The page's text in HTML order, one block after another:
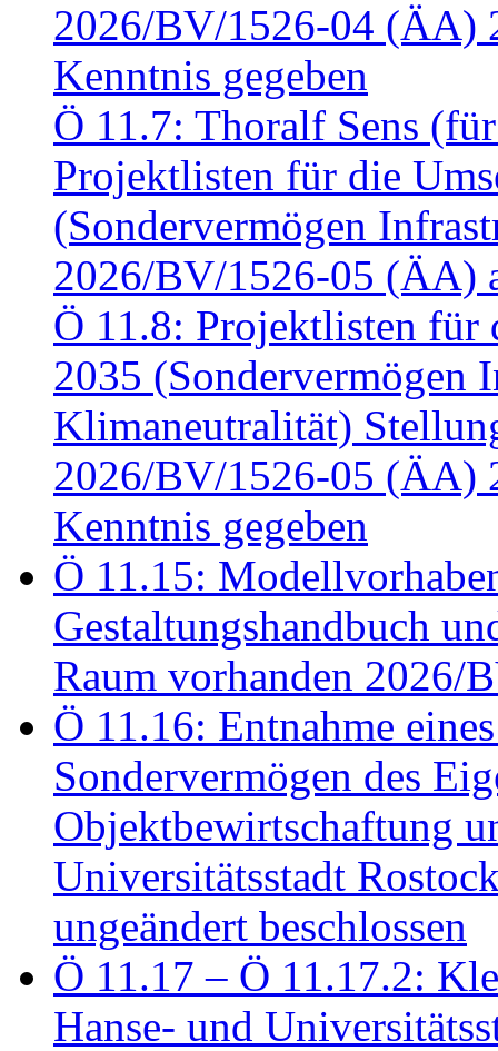
2026/BV/1526-04 (ÄA)
Kenntnis gegeben
Ö 11.7: Thoralf Sens
Projektlisten für die
(Sondervermögen
2026/BV/1526-05 (ÄA)
Ö 11.8: Projektlisten für
2035 (Sondervermögen
Klimaneutralität)
2026/BV/1526-05 (ÄA)
Kenntnis gegeben
Ö 11.15:
Gestaltungshandbuch
Raum vorhanden 2026/
Ö 11.16: Entnahme
Sondervermögen des
Objektbewirtschaftung
Universitätsstadt
ungeändert beschlossen
Ö 11.17 – Ö 11.17.2:
Hanse- und